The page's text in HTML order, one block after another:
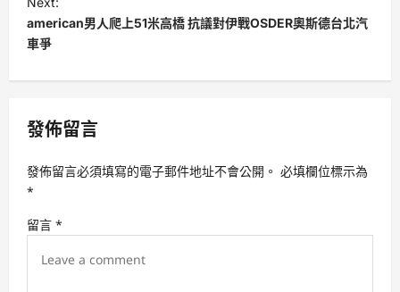
n
a
v
g
a
t
i
american男人爬上51米高橋 抗議對伊戰OSDER奧斯德台北汽
車爭
發佈留言
發佈留言必須填寫的電子郵件地址不會公開。 必填欄位標示為
*
留言 *